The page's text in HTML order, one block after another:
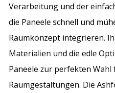
Verarbeitung und der
die Paneele schnell und
Raumkonzept integrieren.
Materialien und die edle
Paneele zur perfekten
Raumgestaltungen. Die